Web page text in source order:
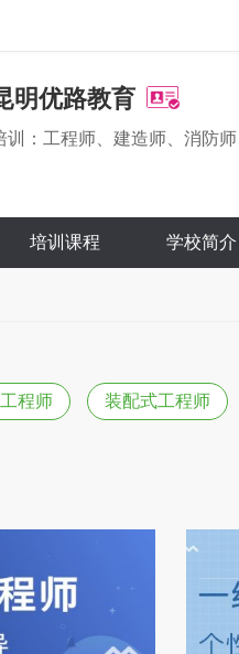
明优路教育
训：工程师、建造师、消防
培训课程 学校简介
程师 装配式工程师